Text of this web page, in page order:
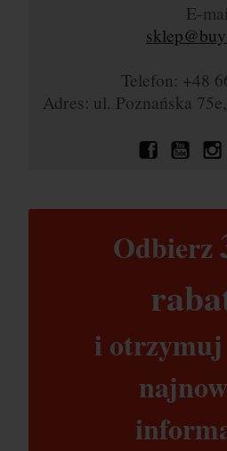
E-
Telefon: +48
Adres: ul. Poznańska
Odbierz
i otrzymuj